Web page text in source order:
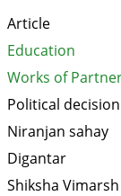
Article
Education
Works of
Political
Niranjan sahay
Digantar
Shiksha Vimarsh